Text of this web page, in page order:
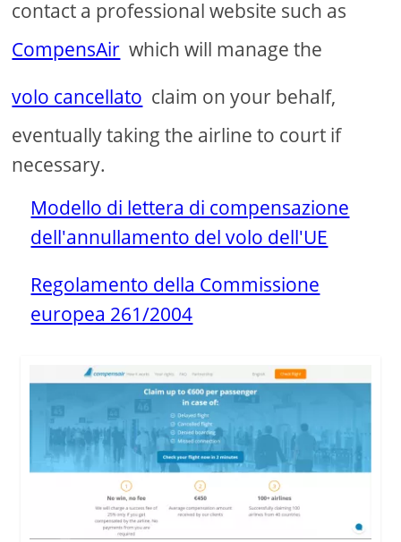
contact a professional website such as
CompensAir which will manage the
volo cancellato claim on your behalf,
eventually taking the airline to court if
necessary.
Modello di lettera di compensazione
dell'annullamento del volo dell'UE
Regolamento della Commissione
europea 261/2004